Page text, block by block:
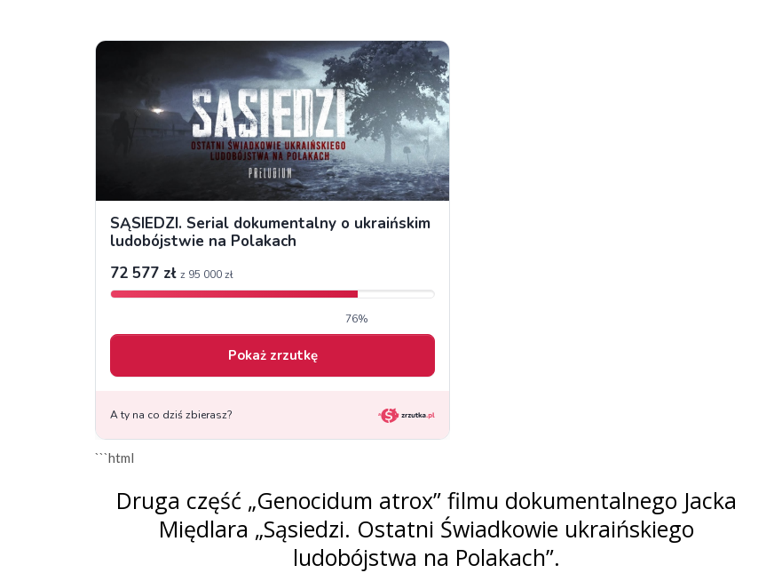
```html
Druga część „Genocidum atrox” filmu dokumentalnego Jacka
Międlara „Sąsiedzi. Ostatni Świadkowie ukraińskiego
ludobójstwa na Polakach”.